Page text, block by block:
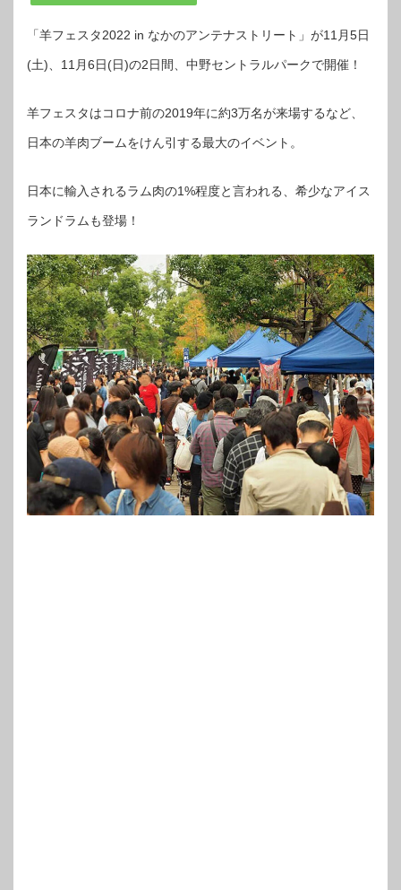
「羊フェスタ2022 in なかのアンテナストリート」が11月5日
(土)、11月6日(日)の2日間、中野セントラルパークで開催！
羊フェスタはコロナ前の2019年に約3万名が来場するなど、
日本の羊肉ブームをけん引する最大のイベント。
日本に輸入されるラム肉の1%程度と言われる、希少なアイス
ランドラムも登場！